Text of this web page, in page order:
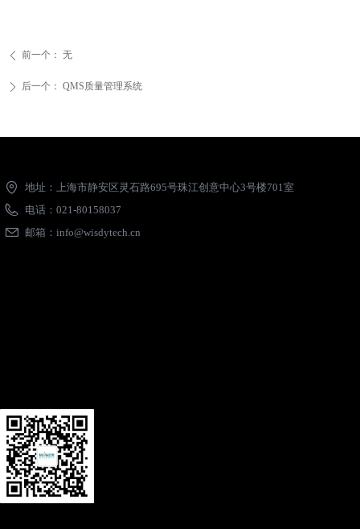
ꄴ 前一个： 无
ꄲ 后一个： QMS质量管理系统
地址： 上海市静安区灵石路695号珠江创意中心3号楼701室
电话： 021-80158037
邮箱： info@wisdytech.cn